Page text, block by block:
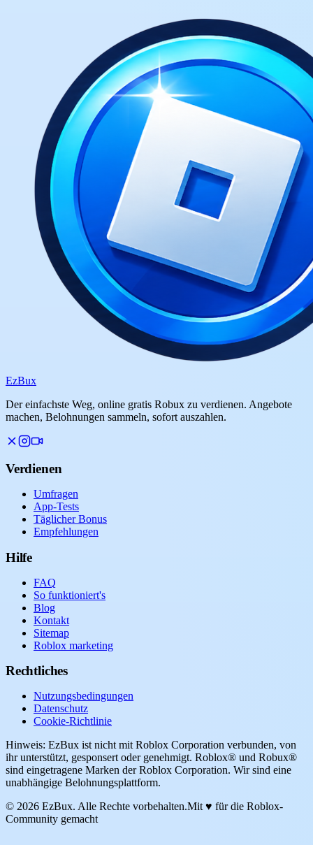
EzBux
Der einfachste Weg, online gratis Robux zu verdienen. Angebote
machen, Belohnungen sammeln, sofort auszahlen.
Verdienen
Umfragen
App-Tests
Täglicher Bonus
Empfehlungen
Hilfe
FAQ
So funktioniert's
Blog
Kontakt
Sitemap
Roblox marketing
Rechtliches
Nutzungsbedingungen
Datenschutz
Cookie-Richtlinie
Hinweis: EzBux ist nicht mit Roblox Corporation verbunden, von
ihr unterstützt, gesponsert oder genehmigt. Roblox® und Robux®
sind eingetragene Marken der Roblox Corporation. Wir sind eine
unabhängige Belohnungsplattform.
© 2026 EzBux. Alle Rechte vorbehalten.Mit ♥ für die Roblox-
Community gemacht